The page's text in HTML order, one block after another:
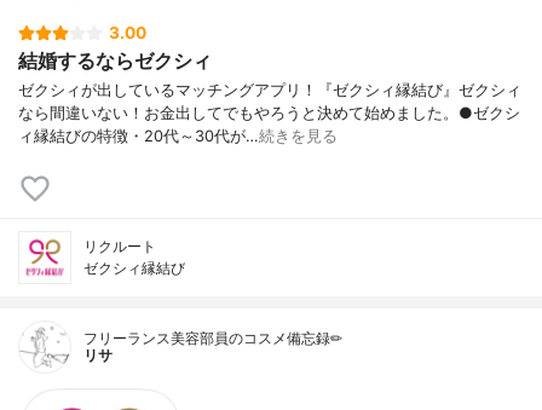
3.00
結婚するならゼクシィ
ゼクシィが出しているマッチングアプリ！『ゼクシィ縁結び』ゼクシィ
なら間違いない！お金出してでもやろうと決めて始めました。●ゼクシ
ィ縁結びの特徴・20代～30代が…続きを見る
リクルート
ゼクシィ縁結び
フリーランス美容部員のコスメ備忘録✏︎
リサ